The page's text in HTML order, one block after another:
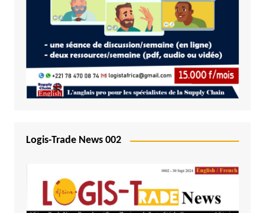
Logis-Trade News 002